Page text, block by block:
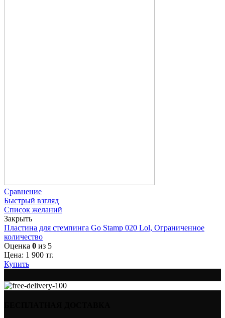
Сравнение
Быстрый взгляд
Список желаний
Закрыть
Пластина для стемпинга Go Stamp 020 Lol, Ограниченное
количество
Оценка 0 из 5
Цена: 1 900 тг.
Купить